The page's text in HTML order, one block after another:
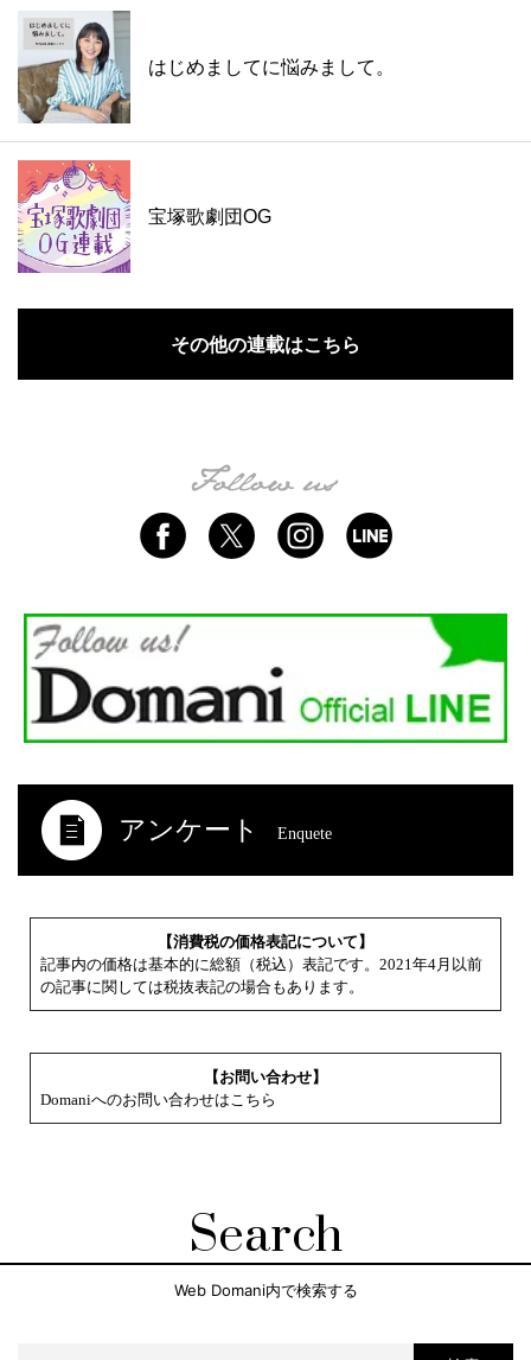
はじめましてに悩みまして。
宝塚歌劇団OG
その他の連載はこちら
アンケート Enquete
【消費税の価格表記について】
記事内の価格は基本的に総額（税込）表記です。2021年4月以前
の記事に関しては税抜表記の場合もあります。
【お問い合わせ】
Domaniへのお問い合わせはこちら
Search
Web Domani内で検索する